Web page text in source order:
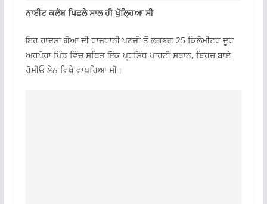
ਨਾਈਟ ਕਲੱਬ ਪਿਛਲੇ ਸਾਲ ਹੀ ਖੁੱਲ੍ਹਿਆ ਸੀ
ਇਹ ਹਾਦਸਾ ਗੋਆ ਦੀ ਰਾਜਧਾਨੀ ਪਣਜੀ ਤੋਂ ਲਗਭਗ 25 ਕਿਲੋਮੀਟਰ ਦੂਰ
ਅਰਪੋਰਾ ਪਿੰਡ ਵਿੱਚ ਸਥਿਤ ਇੱਕ ਪ੍ਰਸਿੱਧ ਪਾਰਟੀ ਸਥਾਨ, ਬਿਰਚ ਬਾਏ
ਰੋਮੀਓ ਲੇਨ ਵਿਖੇ ਵਾਪਰਿਆ ਸੀ।